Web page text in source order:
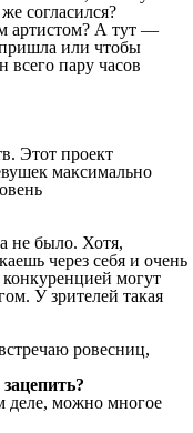
согласился?
артистом? А тут —
или чтобы
пару часов
Этот проект
максимально
не было. Хотя,
через себя и очень
могут
У зрителей такая
ровесниц,
деле, можно многое